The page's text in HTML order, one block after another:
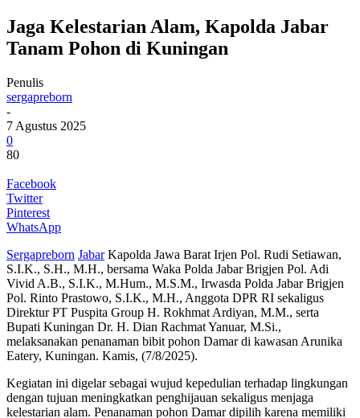
Jaga Kelestarian Alam, Kapolda Jabar
Tanam Pohon di Kuningan
Penulis
sergapreborn
-
7 Agustus 2025
0
80
Facebook
Twitter
Pinterest
WhatsApp
Sergapreborn JabarKapolda Jawa Barat Irjen Pol. Rudi Setiawan,
S.I.K., S.H., M.H., bersama Waka Polda Jabar Brigjen Pol. Adi
Vivid A.B., S.I.K., M.Hum., M.S.M., Irwasda Polda Jabar Brigjen
Pol. Rinto Prastowo, S.I.K., M.H., Anggota DPR RI sekaligus
Direktur PT Puspita Group H. Rokhmat Ardiyan, M.M., serta
Bupati Kuningan Dr. H. Dian Rachmat Yanuar, M.Si.,
melaksanakan penanaman bibit pohon Damar di kawasan Arunika
Eatery, Kuningan. Kamis, (7/8/2025).
Kegiatan ini digelar sebagai wujud kepedulian terhadap lingkungan
dengan tujuan meningkatkan penghijauan sekaligus menjaga
kelestarian alam. Penanaman pohon Damar dipilih karena memiliki